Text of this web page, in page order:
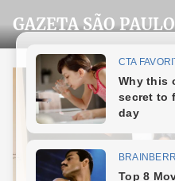
to
the
content
GAZETA SÃO PAULO